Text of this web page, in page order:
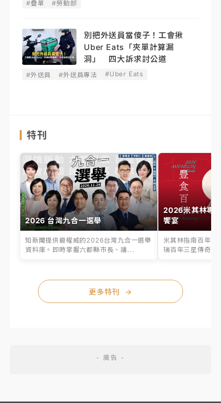
#疊單
#勞動部
別把外送員當傻子！工會揪
Uber Eats「夾單計算漏
洞」 四大訴求討公道
#外送員 #外送員專法 #Uber Eats
特刊
2026 台灣九合一選舉
知新聞提供最權威的2026台灣九合一選舉
資料庫。即時掌握六都縣市長、議...
2026米其林專
饗宴
米其林指南百年之
瑞百年三星傳奇、
更多特刊 →